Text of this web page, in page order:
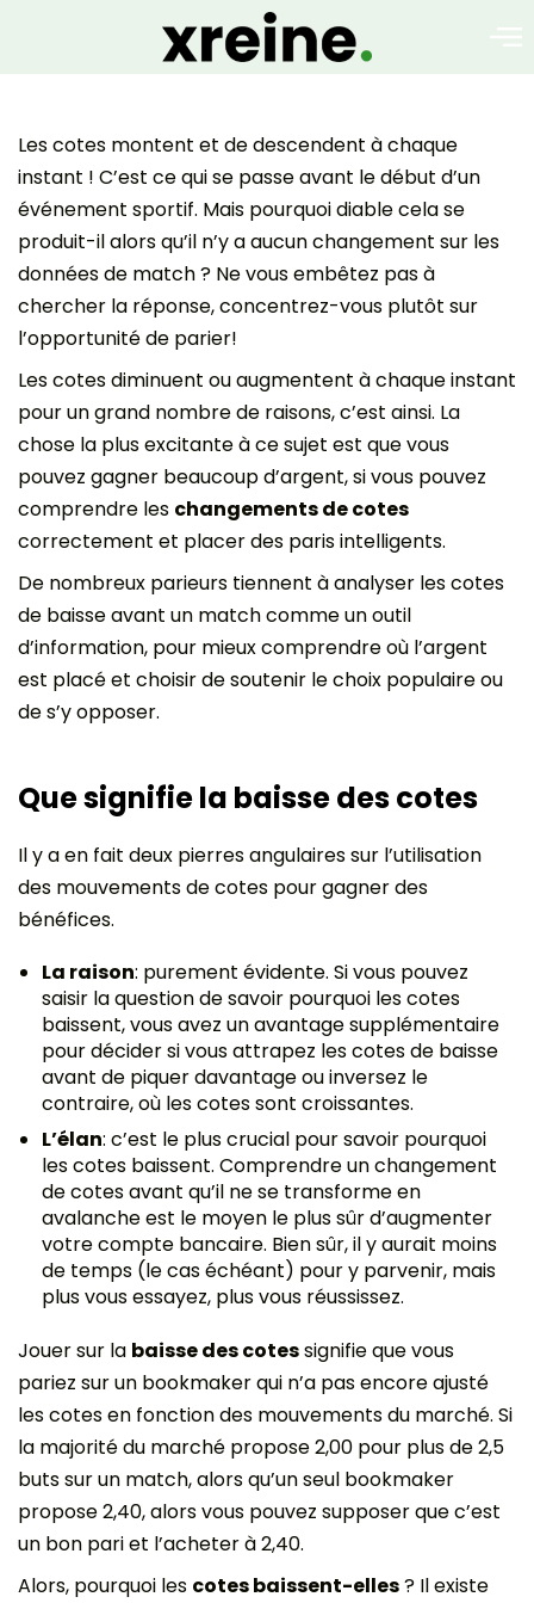
Les cotes montent et de descendent à chaque
instant ! C’est ce qui se passe avant le début d’un
événement sportif. Mais pourquoi diable cela se
produit-il alors qu’il n’y a aucun changement sur les
données de match ? Ne vous embêtez pas à
chercher la réponse, concentrez-vous plutôt sur
l’opportunité de parier!
Les cotes diminuent ou augmentent à chaque instant
pour un grand nombre de raisons, c’est ainsi. La
chose la plus excitante à ce sujet est que vous
pouvez gagner beaucoup d’argent, si vous pouvez
comprendre les changements de cotes
correctement et placer des paris intelligents.
De nombreux parieurs tiennent à analyser les cotes
de baisse avant un match comme un outil
d’information, pour mieux comprendre où l’argent
est placé et choisir de soutenir le choix populaire ou
de s’y opposer.
Que signifie la baisse des cotes
Il y a en fait deux pierres angulaires sur l’utilisation
des mouvements de cotes pour gagner des
bénéfices.
La raison: purement évidente. Si vous pouvez
saisir la question de savoir pourquoi les cotes
baissent, vous avez un avantage supplémentaire
pour décider si vous attrapez les cotes de baisse
avant de piquer davantage ou inversez le
contraire, où les cotes sont croissantes.
L’élan: c’est le plus crucial pour savoir pourquoi
les cotes baissent. Comprendre un changement
de cotes avant qu’il ne se transforme en
avalanche est le moyen le plus sûr d’augmenter
votre compte bancaire. Bien sûr, il y aurait moins
de temps (le cas échéant) pour y parvenir, mais
plus vous essayez, plus vous réussissez.
Jouer sur la baisse des cotessignifie que vous
pariez sur un bookmaker qui n’a pas encore ajusté
les cotes en fonction des mouvements du marché. Si
la majorité du marché propose 2,00 pour plus de 2,5
buts sur un match, alors qu’un seul bookmaker
propose 2,40, alors vous pouvez supposer que c’est
un bon pari et l’acheter à 2,40.
Alors, pourquoi les cotes baissent-elles? Il existe